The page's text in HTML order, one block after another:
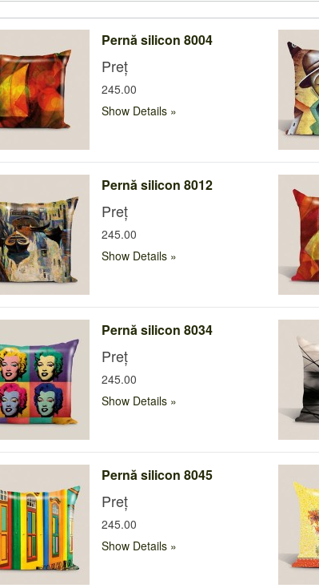
Pernă silicon 8004
Preț
245.00
Show Details
Pernă silicon 8012
Preț
245.00
Show Details
Pernă silicon 8034
Preț
245.00
Show Details
Pernă silicon 8045
Preț
245.00
Show Details